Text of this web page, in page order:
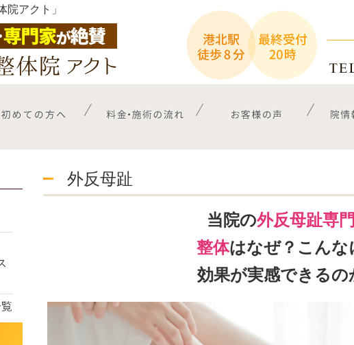
院アクト」
外反母趾
当院の外反母趾専
整体はなぜ？こんな
効果が実感できるの